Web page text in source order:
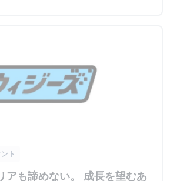
ト
アも諦めない。 成長を望むあ